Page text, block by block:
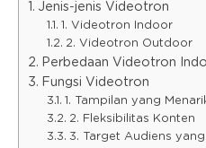
Jenis-jenis Videotron
1. Videotron Indoor
2. Videotron Outdoor
Perbedaan Videotron
Fungsi Videotron
1. Tampilan yang
2. Fleksibilitas Konten
3. Target Audiens